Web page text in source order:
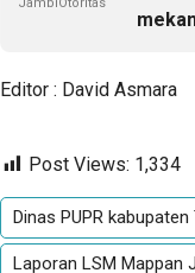
Editor : David Asmara
Post Views: 1,334
Dinas PUPR kabupaten
Laporan LSM Mappan